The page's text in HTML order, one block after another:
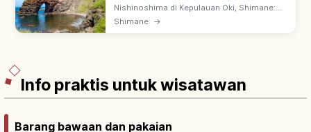
Tips Berkunjung
Nishinoshima di Kepulauan Oki, Shimane:
pulau Dozen UNESCO Global Geopark.
Shimane →
Info praktis untuk wisatawan
Barang bawaan dan pakaian